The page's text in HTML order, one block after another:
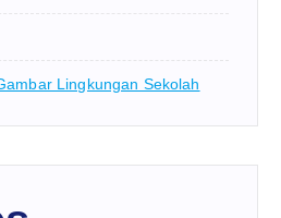
Lingkungan Sekolah